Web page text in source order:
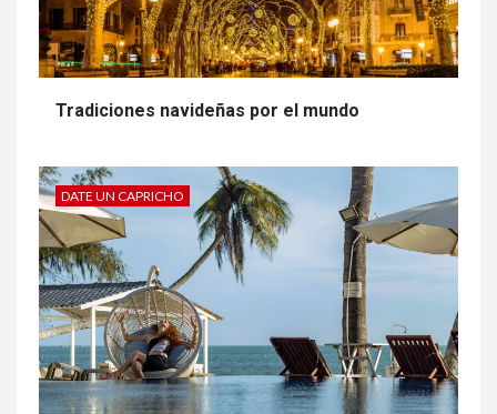
Tradiciones navideñas por el mundo
DATE UN CAPRICHO